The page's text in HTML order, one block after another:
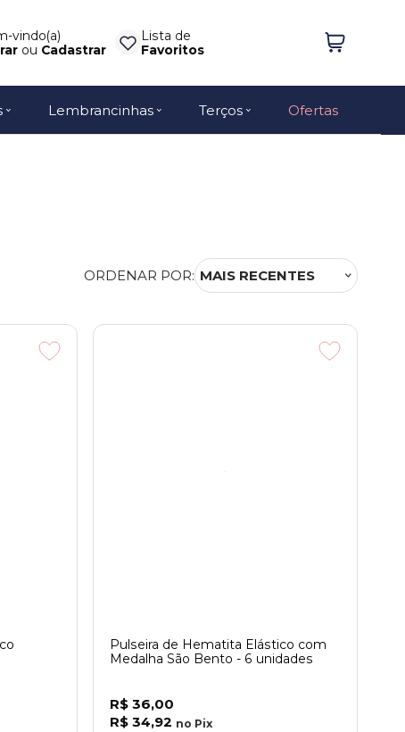
vindo(a)
ou Cadastrar
Lista de
Favoritos
Lembrancinhas Terços Ofertas
ORDENAR POR: MAIS RECENTES
Pulseira de Hematita Elástico com
Medalha São Bento - 6 unidades
R$ 36,00
R$ 34,92 no Pix